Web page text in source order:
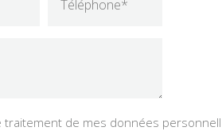
traitement de mes données